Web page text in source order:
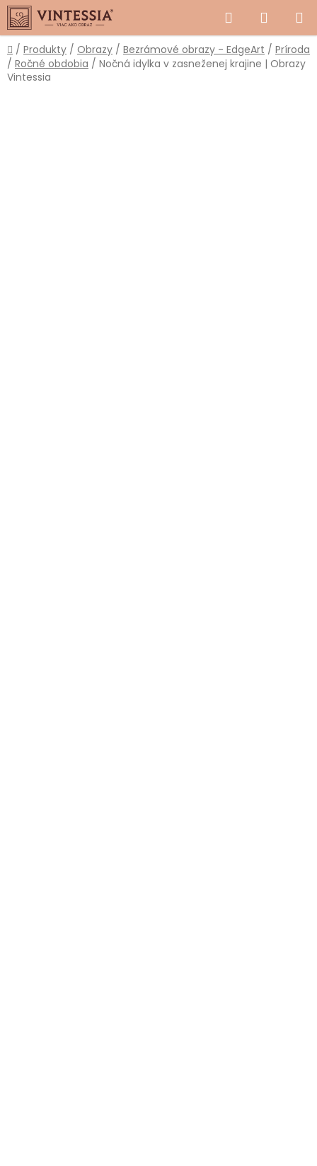
Prejsť
na
obsah
Hľadať
KOŠÍK
Domov
/ Produkty / Obrazy / Bezrámové obrazy - EdgeArt / Príroda
/ Ročné obdobia / Nočná idylka v zasneženej krajine | Obrazy
Vintessia